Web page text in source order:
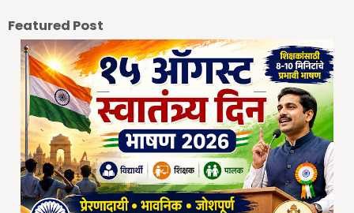
Featured Post